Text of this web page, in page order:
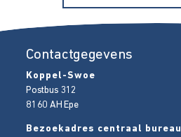
Contactgegevens
Koppel-Swoe
Postbus 312
8160 AH Epe
Bezoekadres centraal bureau